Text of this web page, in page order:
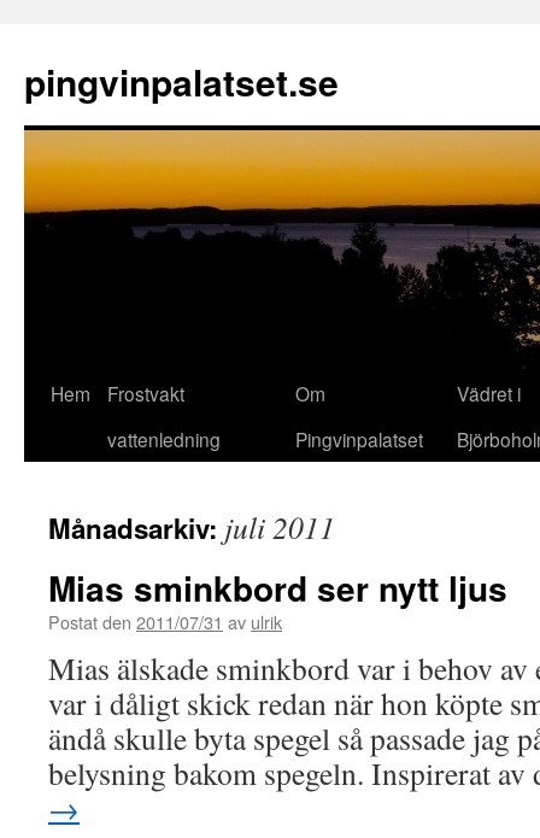
pingvinpalatset.se
GåHem
Frostvakt
vattenledning
Om
Pingvinpalatset
Vädret i
Månadsarkiv: juli 2011
Mias sminkbord ser nytt ljus
Postat den 2011/07/31 av ulrik
Mias älskade sminkbord var i behov av
var i dåligt skick redan när hon köpte
ändå skulle byta spegel så passade jag
belysning bakom spegeln. Inspirerat
→